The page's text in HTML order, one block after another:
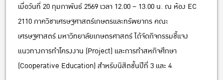
เมื่อวันที่ 20 กุมภาพันธ์ 2569 เวลา 12.00 – 13.00 น. ณ ห้อง EC
2110 ภาควิชาเศรษฐศาสตร์เกษตรและทรัพยากร คณะ
เศรษฐศาสตร์ มหาวิทยาลัยเกษตรศาสตร์ ได้จัดกิจกรรมชี้แจง
แนวทางการทำโครงงาน (Project) และการทำสหกิจศึกษา
(Cooperative Education) สำหรับนิสิตชั้นปีที่ 3 และ 4